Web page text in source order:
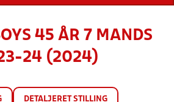
45 ÅR 7 MANDS
24 (2024)
DETALJERET STILLING